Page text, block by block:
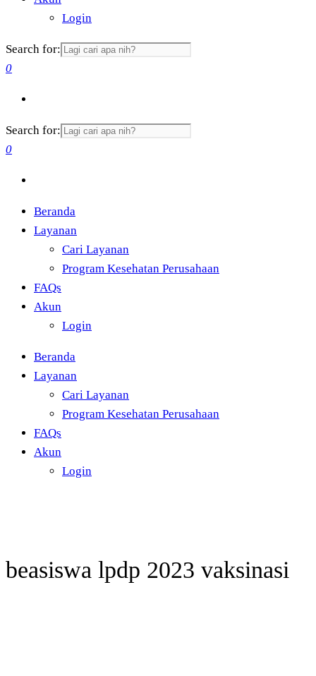
Login
Search for:
0
Search for:
0
Beranda
Layanan
Cari Layanan
Program Kesehatan Perusahaan
FAQs
Akun
Login
Beranda
Layanan
Cari Layanan
Program Kesehatan Perusahaan
FAQs
Akun
Login
beasiswa lpdp 2023 vaksinasi